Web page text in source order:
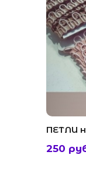
ПЕТЛИ
250